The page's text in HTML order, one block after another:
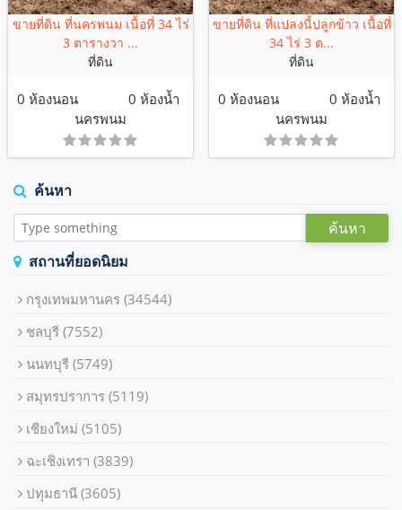
ขายที่ดิน ที่นครพนม เนื้อที่ 34 ไร่
3 ตารางวา ...
ที่ดิน
0 ห้องนอน
0 ห้องน้ำ
นครพนม
ขายที่ดิน ที่แปลงนี้ปลูกข้าว เนื้อที่
34 ไร่ 3 ต...
ที่ดิน
0 ห้องนอน
0 ห้องน้ำ
นครพนม
ค้นหา
ค้นหา
สถานที่ยอดนิยม
กรุงเทพมหานคร
(34544)
ชลบุรี
(7552)
นนทบุรี
(5749)
สมุทรปราการ
(5119)
เชียงใหม่
(5105)
ฉะเชิงเทรา
(3839)
ปทุมธานี
(3605)